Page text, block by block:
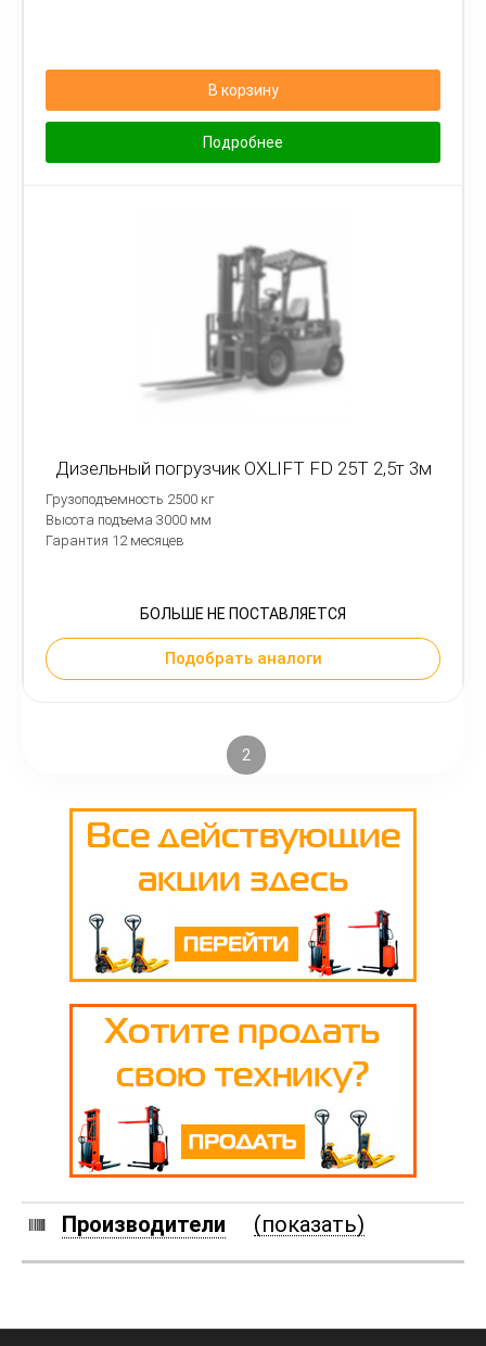
В корзину
Подробнее
Дизельный погрузчик OXLIFT FD 25T 2,5т 3м
Грузоподъемность 2500 кг
Высота подъема 3000 мм
Гарантия 12 месяцев
БОЛЬШЕ НЕ ПОСТАВЛЯЕТСЯ
Подобрать аналоги
2
Производители (показать)